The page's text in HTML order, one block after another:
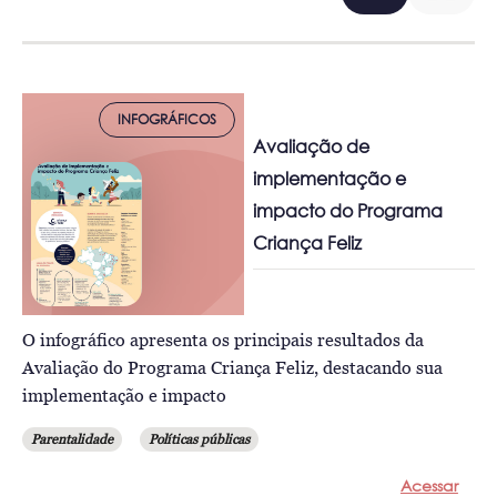
INFOGRÁFICOS
Avaliação de
implementação e
impacto do Programa
Criança Feliz
O infográfico apresenta os principais resultados da
Avaliação do Programa Criança Feliz, destacando sua
implementação e impacto
Parentalidade Políticas públicas
Acessar